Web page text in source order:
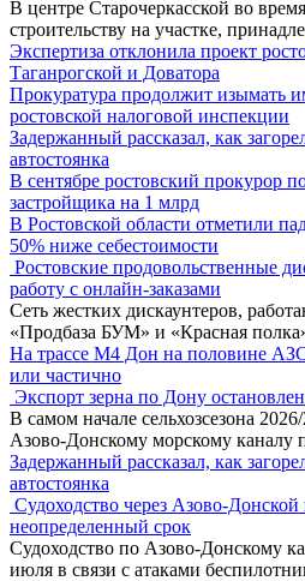
В центре Старочеркасской во
строительству на участке,
Экспертиза отклонила проект
Таганрогской и Доватора
Прокуратура продолжит изымать
ростовской налоговой инспекции
Задержанный рассказал, как
автостоянка
В сентябре ростовский прокурор
застройщика на 1 млрд
В Ростовской области отметили
50% ниже себестоимости
Ростовские продовольственные
работу с онлайн-заказами
Сеть жестких дискаунтеров,
«Продбаза БУМ» и «Красная
На трассе М4 Дон на половине
или частично
Экспорт зерна по Дону остановлен
В самом начале сельхозсезона
Азово-Донскому морскому каналу
Задержанный рассказал, как
автостоянка
Судоходство через Азово-
неопределенный срок
Судоходство по Азово-Донскому
июля в связи с атаками